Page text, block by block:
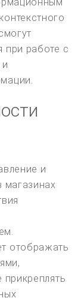
при работе с
и
магазинах
отображать